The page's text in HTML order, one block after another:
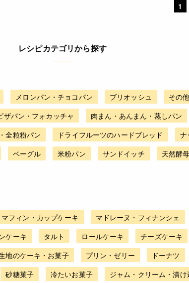
1
レシピカテゴリから探す
メロンパン・チョコパン ブリオッシュ その
ザパン・フォカッチャ 肉まん・あんまん・蒸しパン
全粒粉パン ドライフルーツのハードブレッド
ナ
ベーグル 米粉パン サンドイッチ 天然酵母
マフィン・カップケーキ マドレーヌ・フィナンシェ
ケーキ タルト ロールケーキ チーズケーキ
地のケーキ・お菓子 プリン・ゼリー ドーナツ
砂糖菓子 冷たいお菓子
ジャム・クリーム・漬